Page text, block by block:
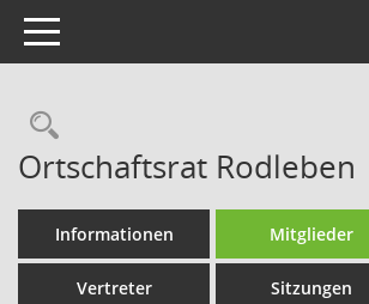
Toggle navigation
Rechercheauswahl
Ortschaftsrat Rodleben
Informationen Mitglieder
Vertreter Sitzungen